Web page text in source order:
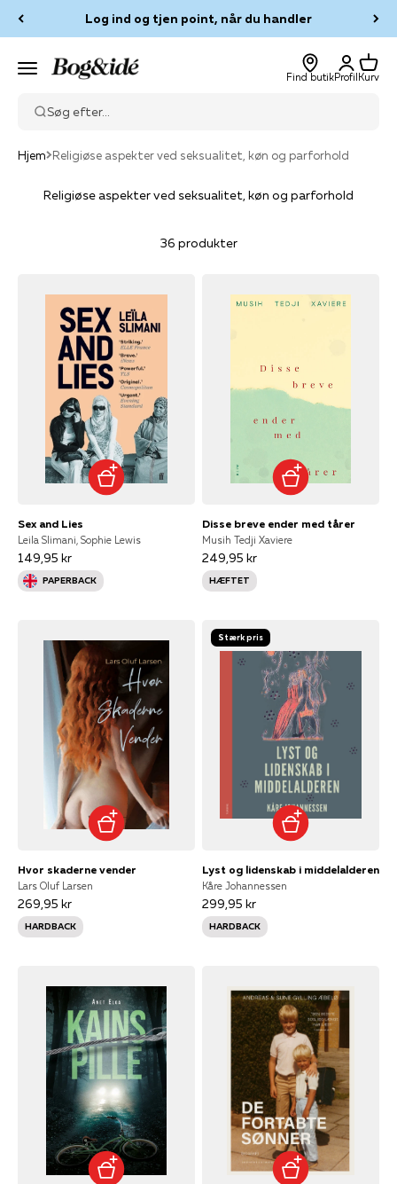
Log ind og tjen point, når du handler
Menu Bog & idé
Find butik
Log ind
Profil
Kurv
Kurv
Søg efter...
Hjem Religiøse aspekter ved seksualitet, køn og parforhold
Religiøse aspekter ved seksualitet, køn og parforhold
36 produkter
Sex and Lies
Leila Slimani, Sophie Lewis
149,95 kr
PAPERBACK
Disse breve ender med tårer
Musih Tedji Xaviere
249,95 kr
HÆFTET
Hvor skaderne vender
Lars Oluf Larsen
269,95 kr
HARDBACK
Stærk pris
Lyst og lidenskab i middelalderen
Kåre Johannessen
299,95 kr
HARDBACK